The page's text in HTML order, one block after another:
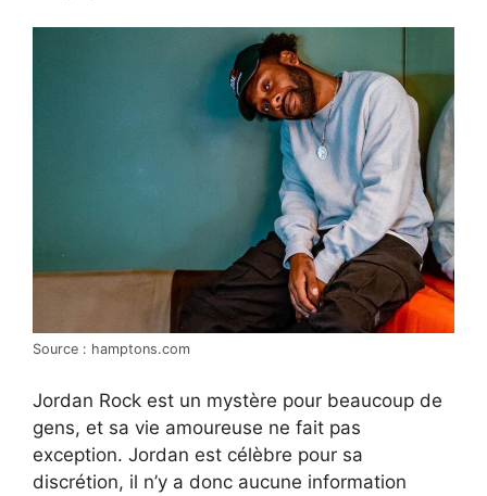
Source : hamptons.com
Jordan Rock est un mystère pour beaucoup de
gens, et sa vie amoureuse ne fait pas
exception. Jordan est célèbre pour sa
discrétion, il n’y a donc aucune information